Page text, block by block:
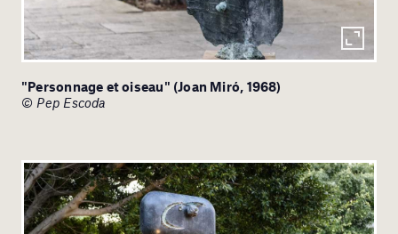
"Personnage et oiseau" (Joan Miró, 1968)
© Pep Escoda